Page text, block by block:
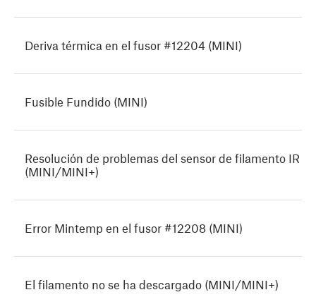
Deriva térmica en el fusor #12204 (MINI)
Fusible Fundido (MINI)
Resolución de problemas del sensor de filamento IR
(MINI/MINI+)
Error Mintemp en el fusor #12208 (MINI)
El filamento no se ha descargado (MINI/MINI+)